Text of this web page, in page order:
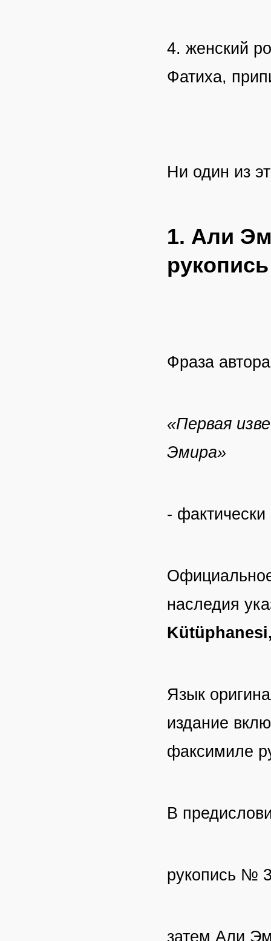
4. женский
Фатиха,
Ни один из
1. Али
Фраза
«Первая
Эмира»
-
наследия
Язык
издание
факсимиле
В
рукопись №
затем Али